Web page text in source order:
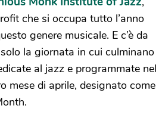
che si occupa tutto l’anno
genere musicale. E c’è da
la giornata in cui culminano
al jazz e programmate nel
mese di aprile, designato come